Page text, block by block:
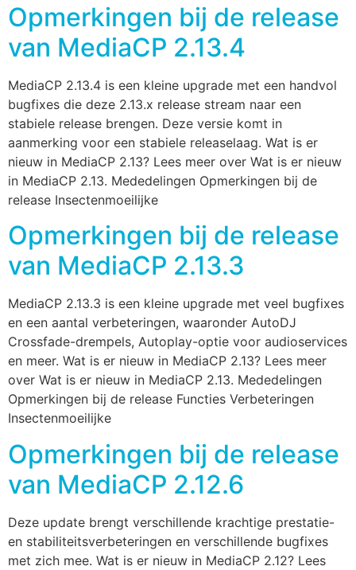
Opmerkingen bij de release
van MediaCP 2.13.4
MediaCP 2.13.4 is een kleine upgrade met een handvol
bugfixes die deze 2.13.x release stream naar een
stabiele release brengen. Deze versie komt in
aanmerking voor een stabiele releaselaag. Wat is er
nieuw in MediaCP 2.13? Lees meer over Wat is er nieuw
in MediaCP 2.13. Mededelingen Opmerkingen bij de
release Insectenmoeilijke
Opmerkingen bij de release
van MediaCP 2.13.3
MediaCP 2.13.3 is een kleine upgrade met veel bugfixes
en een aantal verbeteringen, waaronder AutoDJ
Crossfade-drempels, Autoplay-optie voor audioservices
en meer. Wat is er nieuw in MediaCP 2.13? Lees meer
over Wat is er nieuw in MediaCP 2.13. Mededelingen
Opmerkingen bij de release Functies Verbeteringen
Insectenmoeilijke
Opmerkingen bij de release
van MediaCP 2.12.6
Deze update brengt verschillende krachtige prestatie-
en stabiliteitsverbeteringen en verschillende bugfixes
met zich mee. Wat is er nieuw in MediaCP 2.12? Lees